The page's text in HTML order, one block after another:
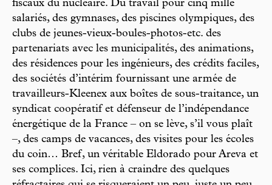
fiscaux du nucléaire. Du travail pour cinq mille
salariés, des gymnases, des piscines olympiques, des
clubs de jeunes-vieux-boules-photos-etc. des
partenariats avec les municipalités, des animations,
des résidences pour les ingénieurs, des crédits faciles,
des sociétés d’intérim fournissant une armée de
travailleurs-Kleenex aux boîtes de sous-traitance, un
syndicat coopératif et défenseur de l’indépendance
énergétique de la France – on se lève, s’il vous plaît
–, des camps de vacances, des visites pour les écoles
du coin… Bref, un véritable Eldorado pour Areva et
ses complices. Ici, rien à craindre des quelques